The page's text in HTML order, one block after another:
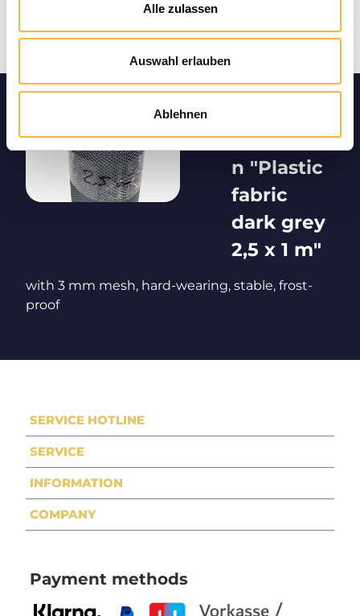
Alle zulassen
Auswahl erlauben
Ablehnen
informatio
n "Plastic
fabric
dark grey
2,5 x 1 m"
with 3 mm mesh, hard-wearing, stable, frost-
proof
SERVICE HOTLINE
SERVICE
INFORMATION
COMPANY
Payment methods